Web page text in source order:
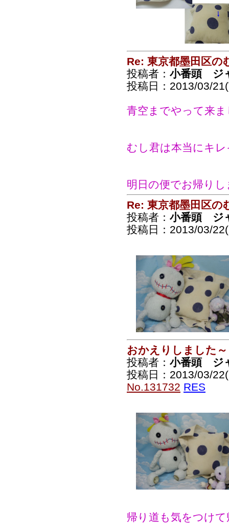
Re: 東京都墨田区の
投稿者： 小番頭 ジ
投稿日：2013/03/
青空までやって来ま
むし君は本当にキ
明日の便でお帰り
Re: 東京都墨田区の
投稿者： 小番頭 ジ
投稿日：2013/03/
おかえりしました～
投稿者： 小番頭 ジ
投稿日：2013/03/
No.131732 RES
帰り道も気をつけ